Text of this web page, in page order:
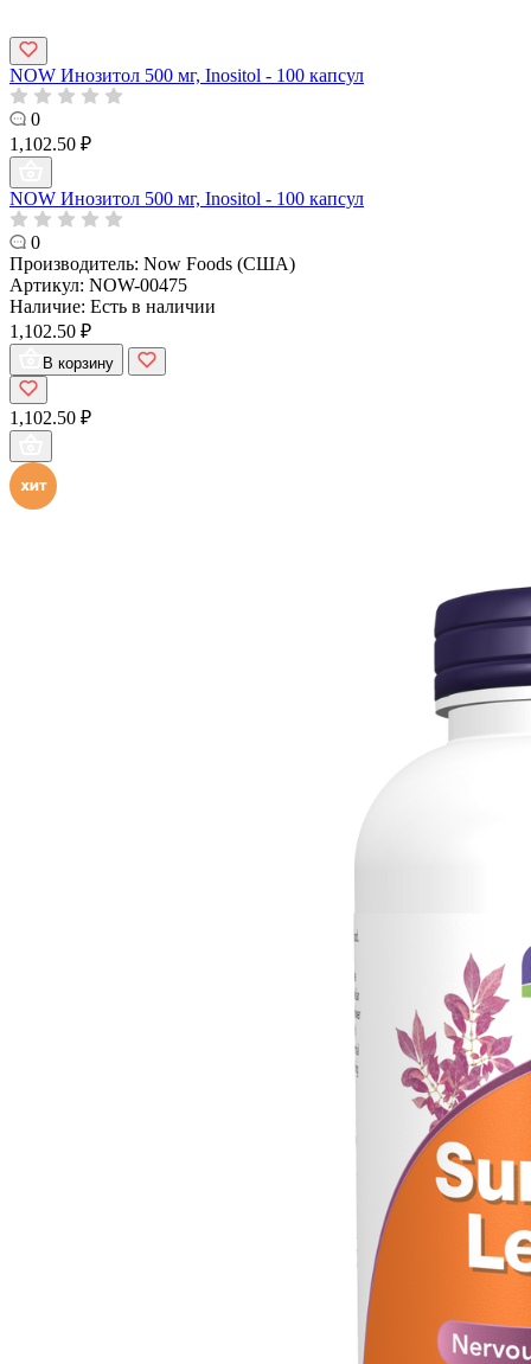
NOW Инозитол 500 мг, Inositol - 100 капсул
0
1,102.50 ₽
NOW Инозитол 500 мг, Inositol - 100 капсул
0
Производитель: Now Foods (США)
Артикул: NOW-00475
Наличие: Есть в наличии
1,102.50 ₽
В корзину
1,102.50 ₽